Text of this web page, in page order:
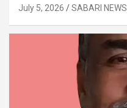
July 5, 2026 SABARI NEWS